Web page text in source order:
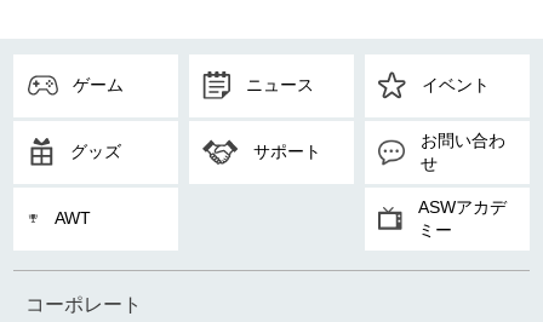
ゲーム ニュース イベント
グッズ サポート
お問い合わ
せ
AWT
ASWアカデ
ミー
コーポレート